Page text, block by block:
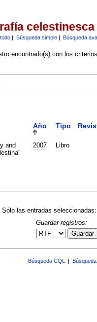
celestinesca
| Búsqueda simple| Búsqueda
encontrado(s) con los
Año Tipo
and
2007 Libro
Sólo las entradas seleccionadas:
Guardar registros:
Guardar
Búsqueda CQL